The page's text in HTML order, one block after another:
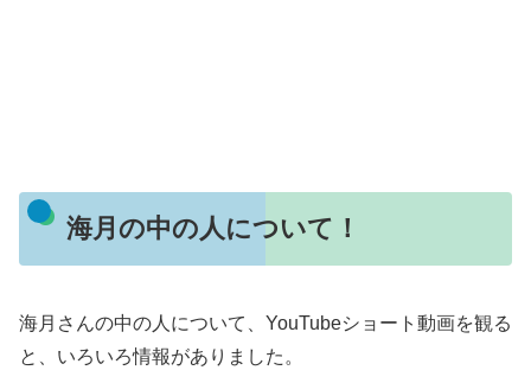
海月の中の人について！
海月さんの中の人について、YouTubeショート動画を観る
と、いろいろ情報がありました。